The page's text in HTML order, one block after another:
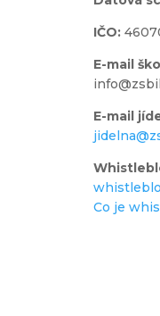
IČO:
E-mail
E-mail
Co je